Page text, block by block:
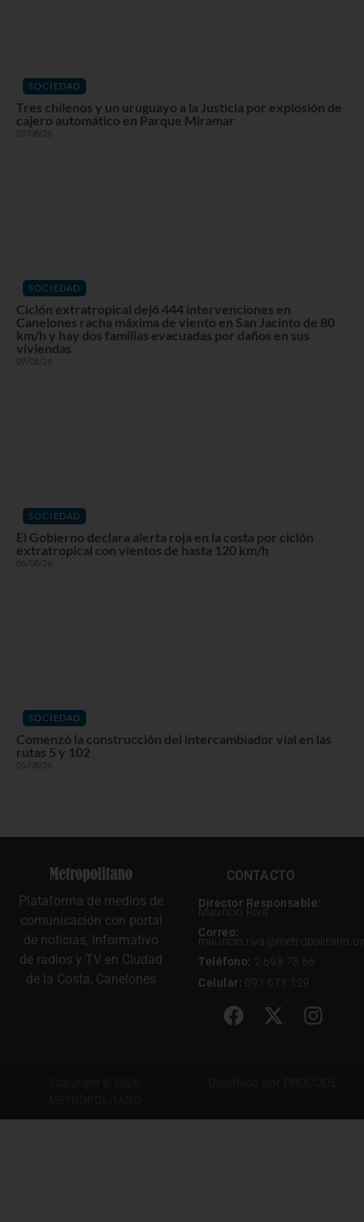
SOCIEDAD
Tres chilenos y un uruguayo a la Justicia por explosión de
cajero automático en Parque Miramar
07/08/26
SOCIEDAD
Ciclón extratropical dejó 444 intervenciones en
Canelones racha máxima de viento en San Jacinto de 80
km/h y hay dos familias evacuadas por daños en sus
viviendas
07/08/26
SOCIEDAD
El Gobierno declara alerta roja en la costa por ciclón
extratropical con vientos de hasta 120 km/h
06/08/26
SOCIEDAD
Comenzó la construcción del intercambiador vial en las
rutas 5 y 102
05/08/26
Plataforma de medios de
comunicación con portal
de noticias, Informativo
de radios y TV en Ciudad
de la Costa, Canelones
CONTACTO
Director Responsable:
Mauricio Riva
Correo:
mauricio.riva@metropolitano.uy
Teléfono: 2 698 78 66
Celular: 091 673 129